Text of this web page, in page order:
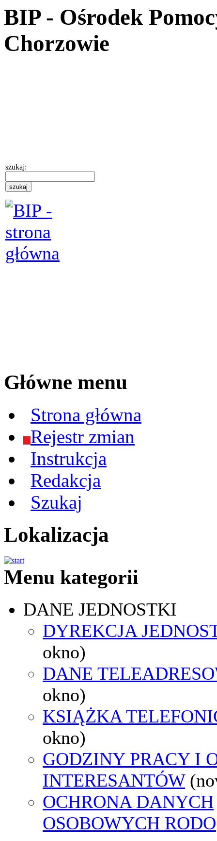
BIP - Ośrodek
Chorzowie
szukaj:
Główne menu
Strona główna
Rejestr zmian
Instrukcja
Redakcja
Szukaj
Lokalizacja
Menu kategorii
DANE JEDNOSTKI
DYREKCJA
okno)
DANE
okno)
KSIĄŻKA
okno)
GODZINY PRACY I
INTERESANTÓW
OCHRONA DANYCH
OSOBOWYCH RODO